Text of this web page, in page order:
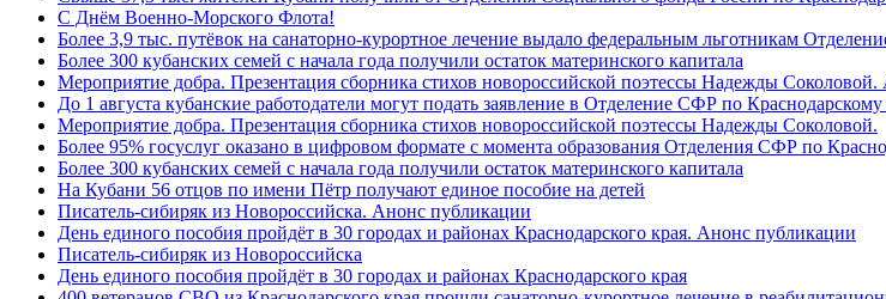
C Днём Военно-Морского Флота!
Более 3,9 тыс. путёвок на санаторно-курортное лечение выдало федеральным льготникам
Более 300 кубанских семей с начала года получили остаток материнского капитала
Мероприятие добра. Презентация сборника стихов новороссийской поэтессы Надежды
До 1 августа кубанские работодатели могут подать заявление в Отделение СФР по
Мероприятие добра. Презентация сборника стихов новороссийской поэтессы Надежды Соколовой.
Более 95% госуслуг оказано в цифровом формате с момента образования Отделения СФР по
Более 300 кубанских семей с начала года получили остаток материнского капитала
На Кубани 56 отцов по имени Пётр получают единое пособие на детей
Писатель-сибиряк из Новороссийска. Анонс публикации
День единого пособия пройдёт в 30 городах и районах Краснодарского края. Анонс публикации
Писатель-сибиряк из Новороссийска
День единого пособия пройдёт в 30 городах и районах Краснодарского края